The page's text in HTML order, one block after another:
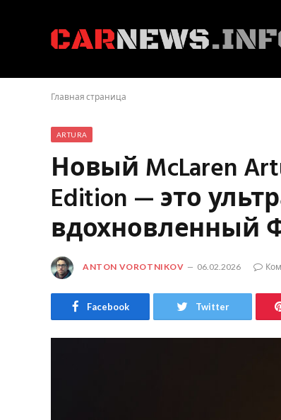
Главная страница
ARTURA
Новый McLaren
Edition — это
вдохновленный
ANTON VOROTNIKOV 06.02.2026
Facebook Twitter